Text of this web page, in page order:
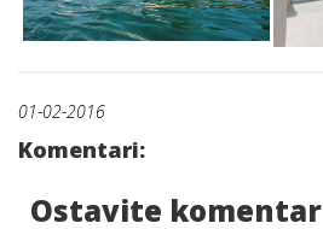
01-02-2016
Komentari:
Ostavite komentar